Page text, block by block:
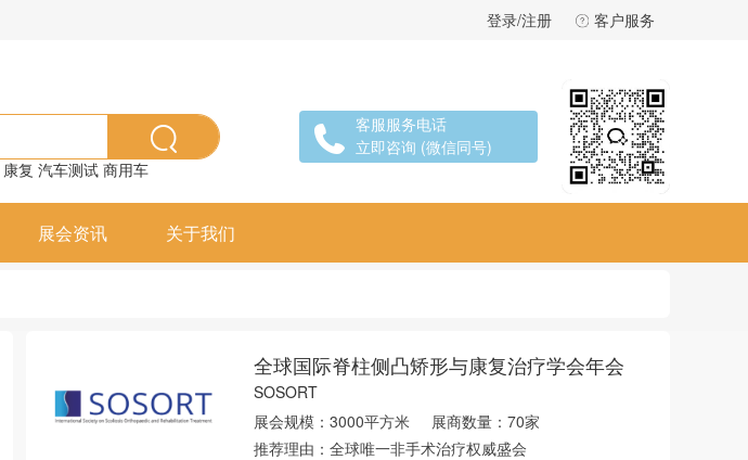
登录/注册 客户服务
康复 汽车测试 商用车
客服服务电话
立即咨询 (微信同号)
展会资讯 关于我们
全球国际脊柱侧凸矫形与康复治疗学会年会
SOSORT
展会规模： 3000平方米 展商数量： 70家
推荐理由： 全球唯一非手术治疗权威盛会